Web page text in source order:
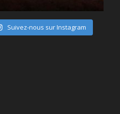
Suivez-nous sur Instagram